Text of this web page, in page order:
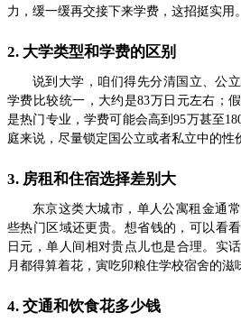
力，缓一缓再交接下来学费，这招挺实用。
2. 大学类型和学费的区别
说到大学，咱们得先分清国立、公
学费比较统一，大约是83万日元左右；
是热门专业，学费可能会高到95万甚至
庭来说，尽量锁定国公立或者私立中的性
3. 房租和住宿选择差别大
东京这类大城市，单人公寓租金通
些热门区域还更贵。想省钱的，可以看
日元，单人间相对贵点儿也是合理。实
月都得算着花，寅吃卯粮住学校宿舍的滋
4. 交通和饮食花多少钱